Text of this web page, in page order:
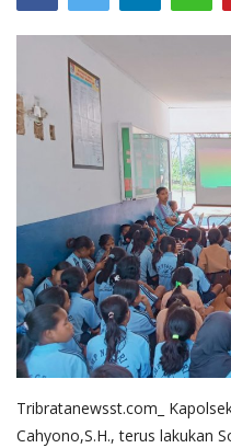
Mitra Polisi
Lantas
Jurnal Kamtibmas
Tribratanewsst.com_
Cahyono,S.H., terus lakukan